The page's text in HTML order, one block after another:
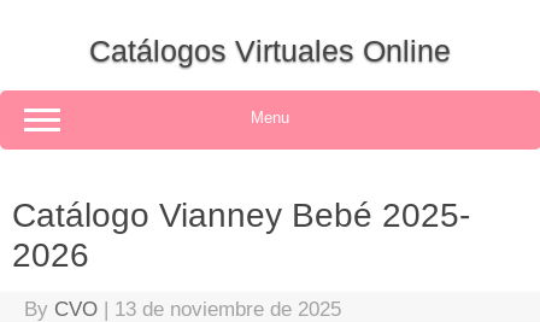
Catálogos Virtuales Online
Menu
Catálogo Vianney Bebé 2025-
2026
By CVO | 13 de noviembre de 2025